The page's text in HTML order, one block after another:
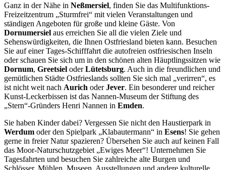
Ganz in der Nähe in Neßmersiel, finden Sie das Multifunktions-
Freizeitzentrum „Sturmfrei“ mit vielen Veranstaltungen und
ständigen Angeboten für große und kleine Gäste. Von
Dornumersiel aus erreichen Sie all die vielen Ziele und
Sehenswürdigkeiten, die Ihnen Ostfriesland bieten kann. Besuchen
Sie auf einer Tages-Schifffahrt die autofreien ostfriesischen Inseln
oder schauen Sie sich um in den schönen alten Häuptlingssitzen wie
Dornum, Greetsiel oderLütetsburg. Auch in die freundlichen und
gemütlichen Städte Ostfrieslands sollten Sie sich mal „verirren“, es
ist nicht weit nach Aurich oderJever. Ein besonderer und reicher
Kunst-Leckerbissen ist das Nannen-Museum der Stiftung des
„Stern“-Gründers Henri Nannen in Emden.
Sie haben Kinder dabei? Vergessen Sie nicht den Haustierpark in
Werdum oder den Spielpark „Klabautermann“ in Esens! Sie gehen
gerne in freier Natur spazieren? Übersehen Sie auch auf keinen Fall
das Moor-Naturschutzgebiet „Ewiges Meer“! Unternehmen Sie
Tagesfahrten und besuchen Sie zahlreiche alte Burgen und
Schlösser, Mühlen, Museen, Ausstellungen und andere kulturelle